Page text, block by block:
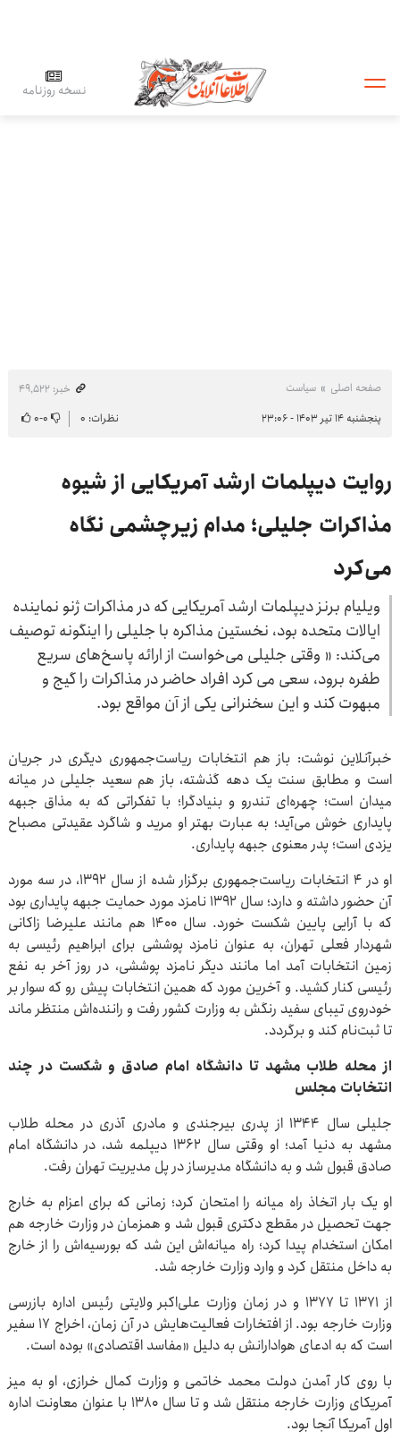
نسخه روزنامه
صفحه اصلی سیاست
خبر: ۴۹٬۵۲۲
پنجشنبه ۱۴ تیر ۱۴۰۳ - ۲۳:۰۶
نظرات: ۰ ۰-۰
روایت دیپلمات ارشد آمریکایی از شیوه
مذاکرات جلیلی؛ مدام زیرچشمی نگاه
می‌کرد
ویلیام برنز دیپلمات ارشد آمریکایی که در مذاکرات ژنو نماینده
ایالات متحده بود، نخستین مذاکره با جلیلی را اینگونه توصیف
می‌کند: « وقتی جلیلی می‌خواست از ارائه پاسخ‌های سریع
طفره برود، سعی می کرد افراد حاضر در مذاکرات را گیج و
مبهوت کند و این سخنرانی یکی از آن مواقع بود.
خبرآنلاین نوشت: باز هم انتخابات ریاست‌جمهوری دیگری در جریان
است و مطابق سنت یک دهه گذشته، باز هم سعید جلیلی در میانه
میدان است؛ چهره‌ای تندرو و بنیادگرا؛ با تفکراتی که به مذاق جبهه
پایداری خوش می‌آید؛ به عبارت بهتر او مرید و شاگرد عقیدتی مصباح
یزدی است؛ پدر معنوی جبهه پایداری.
او در ۴ انتخابات ریاست‌جمهوری برگزار شده از سال ۱۳۹۲، در سه مورد
آن حضور داشته و دارد؛ سال ۱۳۹۲ نامزد مورد حمایت جبهه پایداری بود
که با آرایی پایین شکست خورد. سال ۱۴۰۰ هم مانند علیرضا زاکانی
شهردار فعلی تهران، به عنوان نامزد پوششی برای ابراهیم رئیسی به
زمین انتخابات آمد اما مانند دیگر نامزد پوششی، در روز آخر به نفع
رئیسی کنار کشید. و آخرین مورد که همین انتخابات پیش رو که سوار بر
خودروی تیبای سفید رنگش به وزارت کشور رفت و راننده‌اش منتظر ماند
تا ثبت‌نام کند و برگردد.
از محله طلاب مشهد تا دانشگاه امام صادق و شکست در چند
انتخابات مجلس
جلیلی سال ۱۳۴۴ از پدری بیرجندی و مادری آذری در محله طلاب
مشهد به دنیا آمد؛ او وقتی سال ۱۳۶۲ دیپلمه شد، در دانشگاه امام
صادق قبول شد و به دانشگاه مدیرساز در پل مدیریت تهران رفت.
او یک بار اتخاذ راه میانه را امتحان کرد؛ زمانی که برای اعزام به خارج
جهت تحصیل در مقطع دکتری قبول شد و همزمان در وزارت خارجه هم
امکان استخدام پیدا کرد؛ راه میانه‌اش این شد که بورسیه‌اش را از خارج
به داخل منتقل کرد و وارد وزارت خارجه شد.
از ۱۳۷۱ تا ۱۳۷۷ و در زمان وزارت علی‌اکبر ولایتی رئیس اداره بازرسی
وزارت خارجه بود. از افتخارات فعالیت‌هایش در آن زمان، اخراج ۱۷ سفیر
است که به ادعای هوادارانش به دلیل «مفاسد اقتصادی» بوده است.
با روی کار آمدن دولت محمد خاتمی و وزارت کمال خرازی، او به میز
آمریکای وزارت خارجه منتقل شد و تا سال ۱۳۸۰ با عنوان معاونت اداره
اول آمریکا آنجا بود.